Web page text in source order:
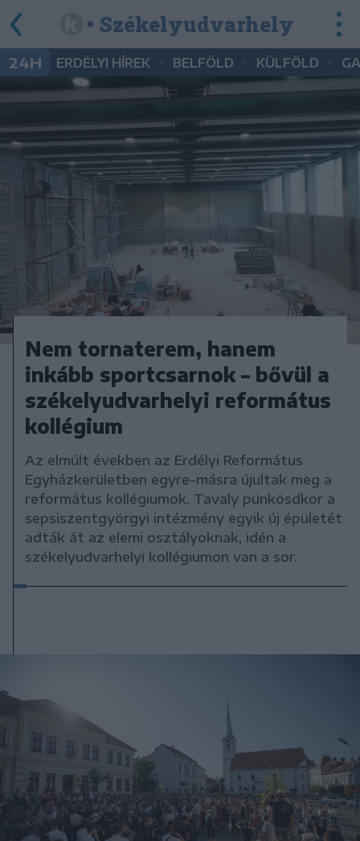
• Székelyudvarhely
24H ERDÉLYI HÍREK BELFÖLD KÜLFÖLD
Nem tornaterem, hanem
inkább sportcsarnok – bővül a
székelyudvarhelyi református
kollégium
Az elmúlt években az Erdélyi Református
Egyházkerületben egyre-másra újultak meg a
református kollégiumok. Tavaly pünkösdkor a
sepsiszentgyörgyi intézmény egyik új épületét
adták át az elemi osztályoknak, idén a
székelyudvarhelyi kollégiumon van a sor.